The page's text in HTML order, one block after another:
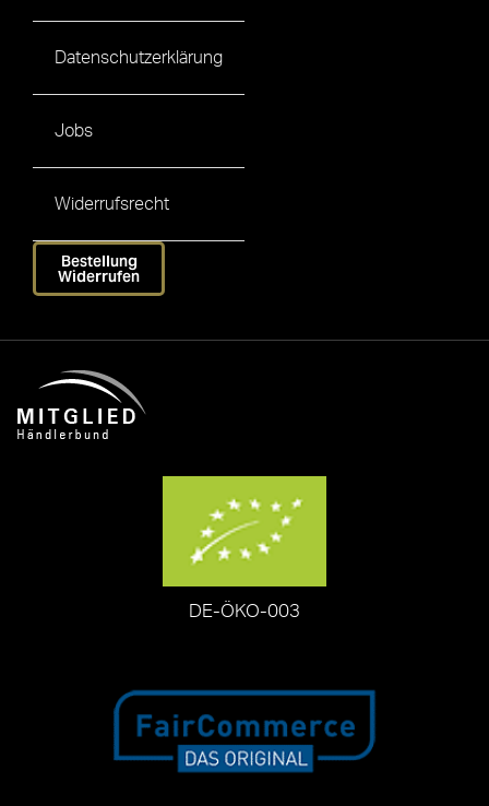
Datenschutzerklärung
Jobs
Widerrufsrecht
Bestellung
Widerrufen
DE-ÖKO-003